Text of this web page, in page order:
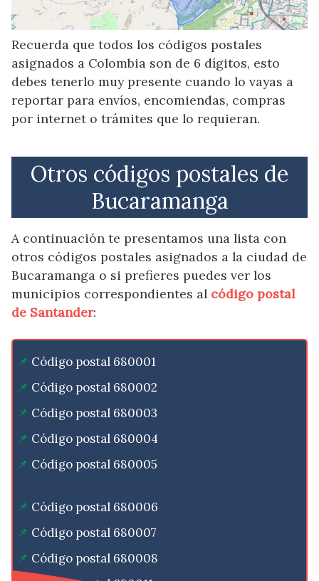
Recuerda que todos los códigos postales
asignados a Colombia son de 6 dígitos, esto
debes tenerlo muy presente cuando lo vayas a
reportar para envíos, encomiendas, compras
por internet o trámites que lo requieran.
Otros códigos postales de
Bucaramanga
A continuación te presentamos una lista con
otros códigos postales asignados a la ciudad de
Bucaramanga o si prefieres puedes ver los
municipios correspondientes al código postal
de Santander:
Código postal 680001
Código postal 680002
Código postal 680003
Código postal 680004
Código postal 680005
Código postal 680006
Código postal 680007
Código postal 680008